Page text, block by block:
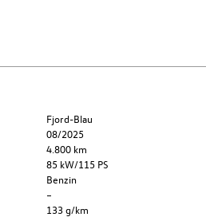
Fjord-Blau
08/2025
4.800 km
85 kW/115 PS
Benzin
–
133 g/km